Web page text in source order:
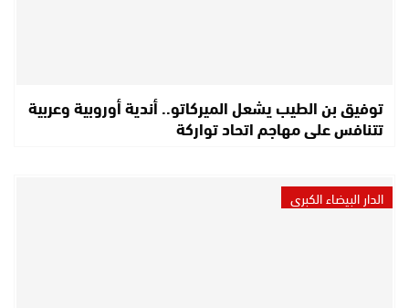
توفيق بن الطيب يشعل الميركاتو.. أندية أوروبية وعربية
تتنافس على مهاجم اتحاد تواركة
الدار البيضاء الكبرى